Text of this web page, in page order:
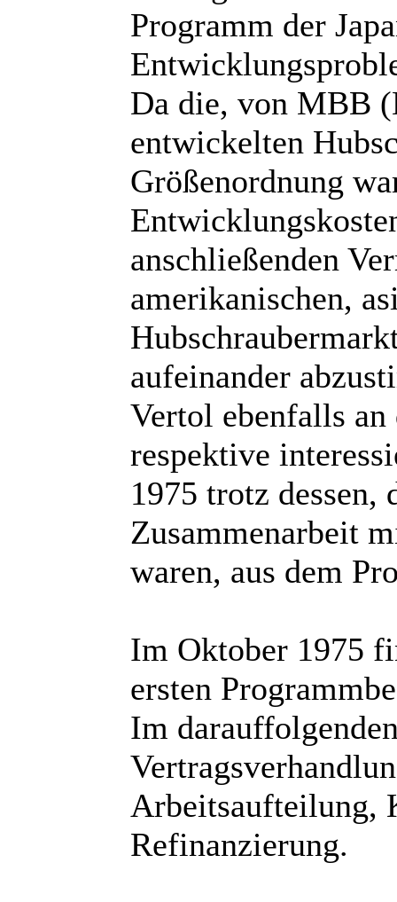
Programm der
Da die, von MBB
entwickelten
Größenordnung
anschließenden
amerikanischen,
aufeinander
Vertol ebenfalls
respektive
1975 trotz
Zusammenarbeit
waren, aus dem
Im Oktober 1975
ersten
Im
Arbeitsaufteilung,
Refinanzierung.